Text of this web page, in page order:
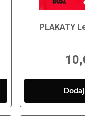
PLAKATY